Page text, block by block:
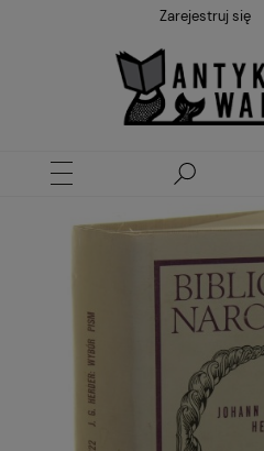
Zarejestruj się